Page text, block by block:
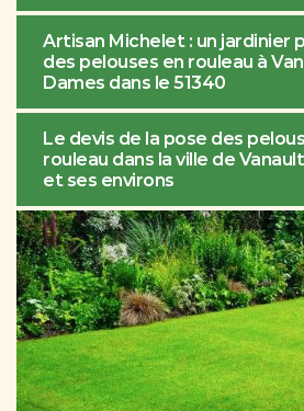
Artisan Michelet : un jardinier
des pelouses en rouleau à
Dames dans le 51340
Le devis de la pose des
rouleau dans la ville de
et ses environs